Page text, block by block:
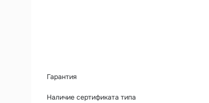
Гарантия
Наличие сертификата типа